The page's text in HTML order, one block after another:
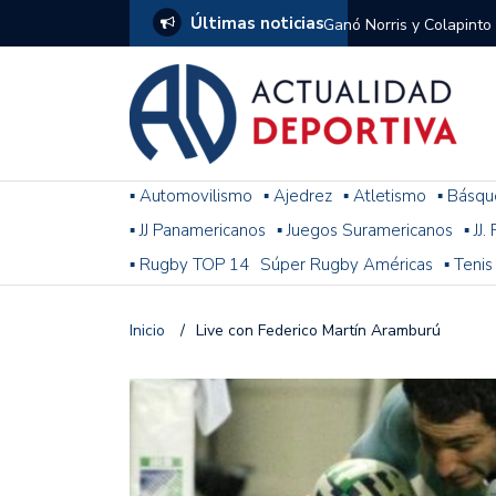
Últimas noticiasGanó Norris y
1
El penal de Barracas
Monumental
Se jugó una nueva
Arrancó el Torneo
Franco Colapinto giró
Racing le ganó a
omitió un penal de Sosa
▪ Automovilismo ▪ Ajedrez ▪ Atletismo ▪
▪ JJ Panamericanos ▪ Juegos Suramericanos ▪
▪ Rugby TOP 14 Súper Rugby Américas ▪ Tenis
Inicio / Live con Federico Martín Aramburú